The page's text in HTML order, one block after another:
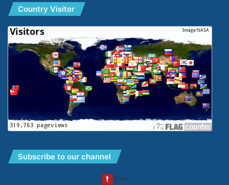
Country Visitor
Subscribe to our channel